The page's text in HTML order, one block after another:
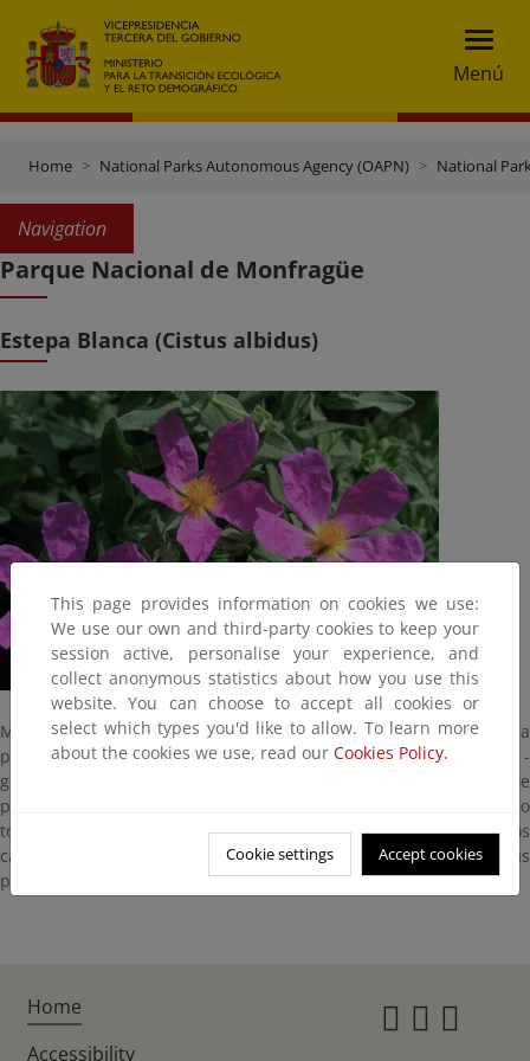
Menú
Home National Parks Autonomous Agency (OAPN) National
Navigation
Parque Nacional de Monfragüe
Estepa Blanca (Cistus albidus)
Mata o pequeño arbusto de llamativas flores de color rosa
purpúreo. Tiene las ramas y las hojas afieltradas de color blanco -
grisáceo, característica de la que se ha tomado su nombre
popular y científico. Es frecuente en toda la Península soportando
todo tipo de suelo, aunque prefiere claramente los suelos
calcáreos. Esta y la Cistus crispus son las únicas especies de jaras
presenten en el Parque con flores rosa, ambas poco frecuentes.
This page provides information on cookies we use:
We use our own and third-party cookies to keep your
session active, personalise your experience, and
collect anonymous statistics about how you use this
website. You can choose to accept all cookies or
select which types you'd like to allow. To learn more
about the cookies we use, read our Cookies Policy.
Cookie settings Accept cookies
Home
Accessibility